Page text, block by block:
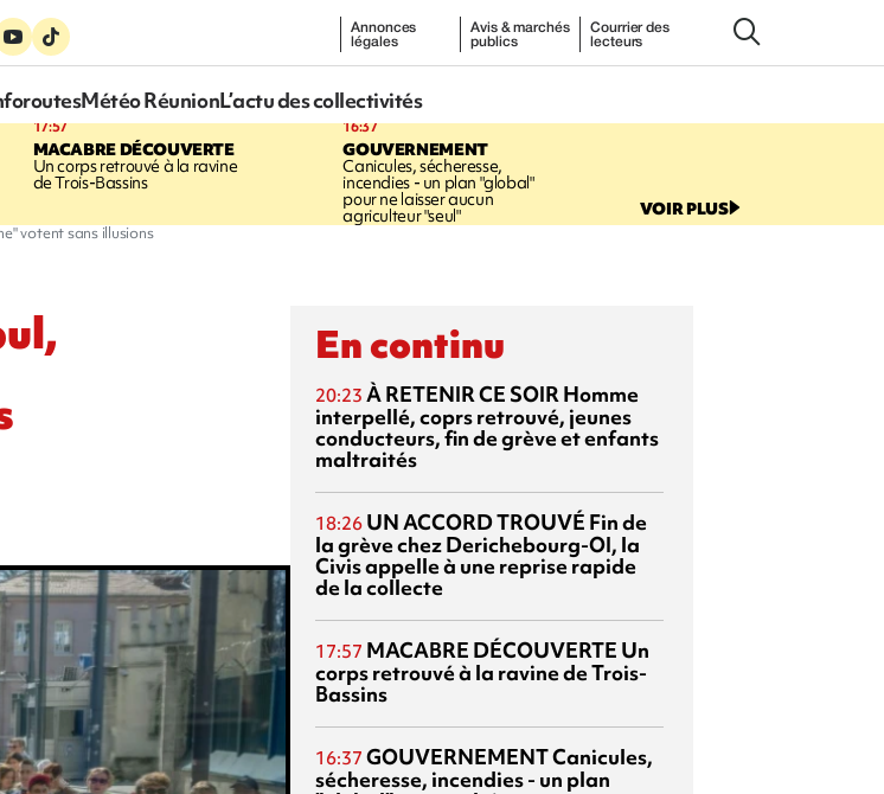
Annonces
légales
Avis & marchés
publics
Courrier des
lecteurs
Météo RéunionL’actu des collectivités
17:57
MACABRE DÉCOUVERTE
Un corps retrouvé à la ravine
de Trois-Bassins
16:37
GOUVERNEMENT
Canicules, sécheresse,
incendies - un plan "global"
pour ne laisser aucun
agriculteur "seul" VOIR PLUS
votent sans illusions
En continu
20:23 À RETENIR CE SOIR Homme
interpellé, coprs retrouvé, jeunes
conducteurs, fin de grève et enfants
maltraités
18:26 UN ACCORD TROUVÉ Fin de
la grève chez Derichebourg-OI, la
Civis appelle à une reprise rapide
de la collecte
17:57 MACABRE DÉCOUVERTE Un
corps retrouvé à la ravine de Trois-
Bassins
16:37 GOUVERNEMENTCanicules,
sécheresse, incendies - un plan